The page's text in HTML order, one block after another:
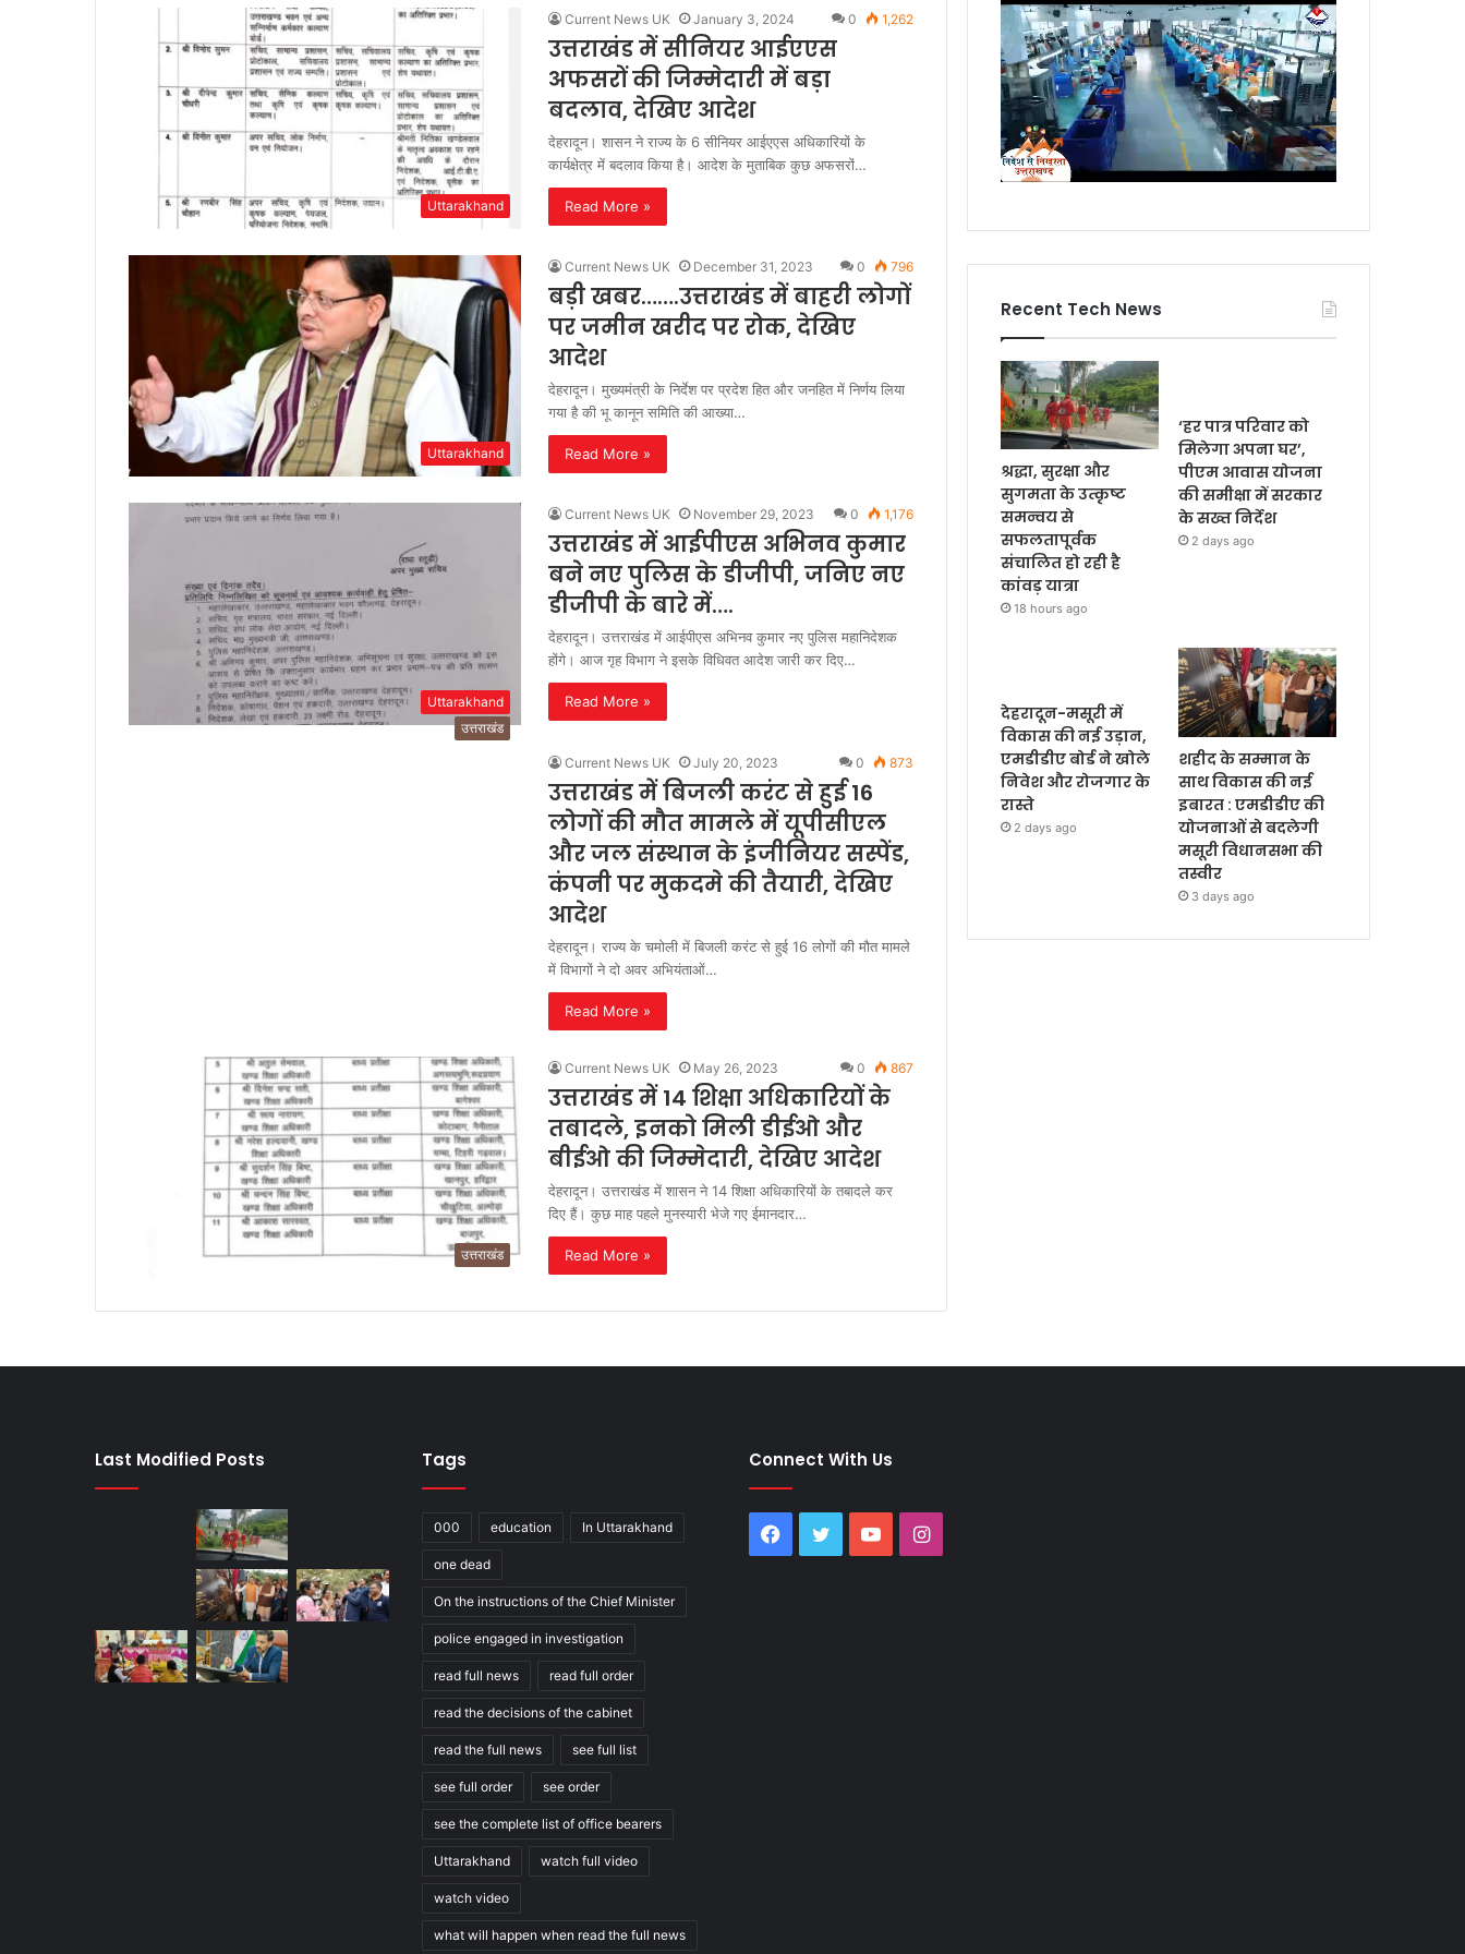
Uttarakhand
Current News UK January 3, 2024 0 1,262
उत्तराखंड में सीनियर आईएएस
अफसरों की जिम्मेदारी में बड़ा
बदलाव, देखिए आदेश
देहरादून। शासन ने राज्य के 6 सीनियर आईएएस अधिकारियों के
कार्यक्षेत्र में बदलाव किया है। आदेश के मुताबिक कुछ अफसरों…
Read More »
Uttarakhand
Current News UK December 31, 2023 0 796
बड़ी खबर…….उत्तराखंड में बाहरी लोगों
पर जमीन खरीद पर रोक, देखिए
आदेश
देहरादून। मुख्यमंत्री के निर्देश पर प्रदेश हित और जनहित में निर्णय लिया
गया है की भू कानून समिति की आख्या…
Read More »
Uttarakhand
Current News UK November 29, 2023 0 1,176
उत्तराखंड में आईपीएस अभिनव कुमार
बने नए पुलिस के डीजीपी, जनिए नए
डीजीपी के बारे में….
देहरादून। उत्तराखंड में आईपीएस अभिनव कुमार नए पुलिस महानिदेशक
होंगे। आज गृह विभाग ने इसके विधिवत आदेश जारी कर दिए…
Read More »
उत्तराखंड
Current News UK July 20, 2023 0 873
उत्तराखंड में बिजली करंट से हुई 16
लोगों की मौत मामले में यूपीसीएल
और जल संस्थान के इंजीनियर सस्पेंड,
कंपनी पर मुकदमे की तैयारी, देखिए
आदेश
देहरादून। राज्य के चमोली में बिजली करंट से हुई 16 लोगों की मौत मामले
में विभागों ने दो अवर अभियंताओं…
Read More »
उत्तराखंड
Current News UK May 26, 2023 0 867
उत्तराखंड में 14 शिक्षा अधिकारियों के
तबादले, इनको मिली डीईओ और
बीईओ की जिम्मेदारी, देखिए आदेश
देहरादून। उत्तराखंड में शासन ने 14 शिक्षा अधिकारियों के तबादले कर
दिए हैं। कुछ माह पहले मुनस्यारी भेजे गए ईमानदार…
Read More »
Recent Tech News
श्रद्धा, सुरक्षा और
सुगमता के उत्कृष्ट
समन्वय से
सफलतापूर्वक
संचालित हो रही है
कांवड़ यात्रा
18 hours ago
‘हर पात्र परिवार को
मिलेगा अपना घर’,
पीएम आवास योजना
की समीक्षा में सरकार
के सख्त निर्देश
2 days ago
देहरादून-मसूरी में
विकास की नई उड़ान,
एमडीडीए बोर्ड ने खोले
निवेश और रोजगार के
रास्ते
2 days ago
शहीद के सम्मान के
साथ विकास की नई
इबारत : एमडीडीए की
योजनाओं से बदलेगी
मसूरी विधानसभा की
तस्वीर
3 days ago
Last Modified Posts Tags
000 education In Uttarakhand
one dead
On the instructions of the Chief Minister
police engaged in investigation
read full news read full order
read the decisions of the cabinet
read the full news see full list
see full order see order
see the complete list of office bearers
Uttarakhand watch full video
watch video
what will happen when read the full news
Connect With Us
Facebook
Twitter YouTubeInstagram